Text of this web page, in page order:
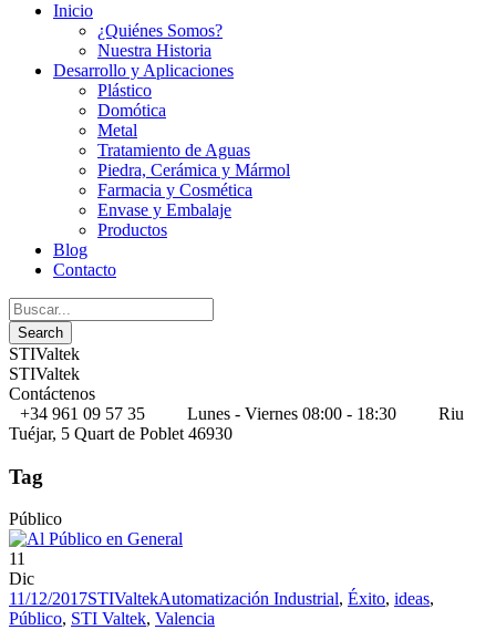
Inicio
¿Quiénes Somos?
Nuestra Historia
Desarrollo y Aplicaciones
Plástico
Domótica
Metal
Tratamiento de Aguas
Piedra, Cerámica y Mármol
Farmacia y Cosmética
Envase y Embalaje
Productos
Blog
Contacto
STIValtek
STIValtek
Contáctenos
+34 961 09 57 35
Lunes - Viernes 08:00 - 18:30
Riu
Tuéjar, 5 Quart de Poblet 46930
Tag
Público
11
Dic
11/12/2017STIValtekAutomatización Industrial, Éxito, ideas,
Público, STI Valtek, Valencia